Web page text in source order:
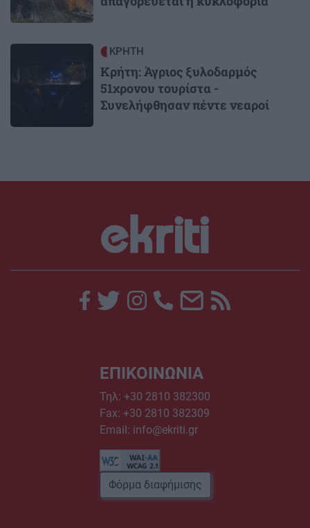
ΚΡΗΤΗ
Κρήτη: Άγριος ξυλοδαρμός
51χρονου τουρίστα -
Συνελήφθησαν πέντε νεαροί
ΕΠΙΚΟΙΝΩΝΙΑ
Τηλ: +30 2810 382300
Fax: +30 2810 382309
Email: info@ekriti.gr
Φόρμα διαφήμισης